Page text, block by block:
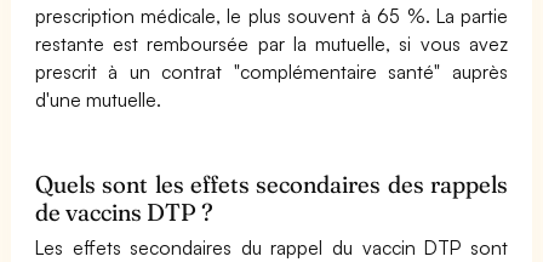
prescription médicale, le plus souvent à 65 %. La partie
restante est remboursée par la mutuelle, si vous avez
prescrit à un contrat "complémentaire santé" auprès
d'une mutuelle.
Quels sont les effets secondaires des rappels
de vaccins DTP ?
Les effets secondaires du rappel du vaccin DTP sont